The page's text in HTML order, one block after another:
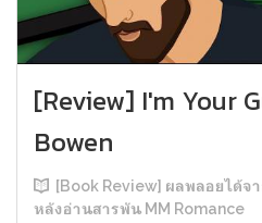
[Review] I'm Your
Bowen
[Book Review] ผลพลอยได้จ
หลังอ่านสารพัน MM Romance